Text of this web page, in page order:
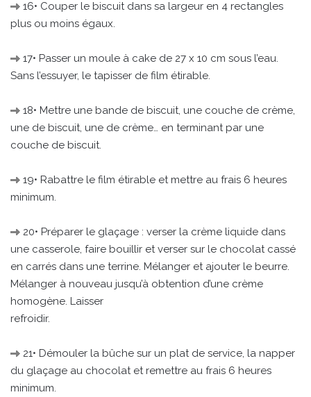
16• Couper le biscuit dans sa largeur en 4 rectangles
plus ou moins égaux.
17• Passer un moule à cake de 27 x 10 cm sous l’eau.
Sans l’essuyer, le tapisser de film étirable.
18• Mettre une bande de biscuit, une couche de crème,
une de biscuit, une de crème… en terminant par une
couche de biscuit.
19• Rabattre le film étirable et mettre au frais 6 heures
minimum.
20• Préparer le glaçage : verser la crème liquide dans
une casserole, faire bouillir et verser sur le chocolat cassé
en carrés dans une terrine. Mélanger et ajouter le beurre.
Mélanger à nouveau jusqu’à obtention d’une crème
homogène. Laisser
refroidir.
21• Démouler la bûche sur un plat de service, la napper
du glaçage au chocolat et remettre au frais 6 heures
minimum.